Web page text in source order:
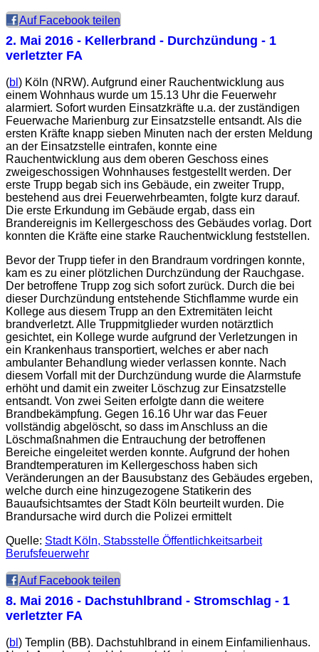
Auf Facebook teilen
2. Mai 2016 - Kellerbrand - Durchzündung - 1
verletzter FA
(bl ) Köln (NRW). Aufgrund einer Rauchentwicklung aus
einem Wohnhaus wurde um 15.13 Uhr die Feuerwehr
alarmiert. Sofort wurden Einsatzkräfte u.a. der zuständigen
Feuerwache Marienburg zur Einsatzstelle entsandt. Als die
ersten Kräfte knapp sieben Minuten nach der ersten Meldung
an der Einsatzstelle eintrafen, konnte eine
Rauchentwicklung aus dem oberen Geschoss eines
zweigeschossigen Wohnhauses festgestellt werden. Der
erste Trupp begab sich ins Gebäude, ein zweiter Trupp,
bestehend aus drei Feuerwehrbeamten, folgte kurz darauf.
Die erste Erkundung im Gebäude ergab, dass ein
Brandereignis im Kellergeschoss des Gebäudes vorlag. Dort
konnten die Kräfte eine starke Rauchentwicklung feststellen.
Bevor der Trupp tiefer in den Brandraum vordringen konnte,
kam es zu einer plötzlichen Durchzündung der Rauchgase.
Der betroffene Trupp zog sich sofort zurück. Durch die bei
dieser Durchzündung entstehende Stichflamme wurde ein
Kollege aus diesem Trupp an den Extremitäten leicht
brandverletzt. Alle Truppmitglieder wurden notärztlich
gesichtet, ein Kollege wurde aufgrund der Verletzungen in
ein Krankenhaus transportiert, welches er aber nach
ambulanter Behandlung wieder verlassen konnte. Nach
diesem Vorfall mit der Durchzündung wurde die Alarmstufe
erhöht und damit ein zweiter Löschzug zur Einsatzstelle
entsandt. Von zwei Seiten erfolgte dann die weitere
Brandbekämpfung. Gegen 16.16 Uhr war das Feuer
vollständig abgelöscht, so dass im Anschluss an die
Löschmaßnahmen die Entrauchung der betroffenen
Bereiche eingeleitet werden konnte. Aufgrund der hohen
Brandtemperaturen im Kellergeschoss haben sich
Veränderungen an der Bausubstanz des Gebäudes ergeben,
welche durch eine hinzugezogene Statikerin des
Bauaufsichtsamtes der Stadt Köln beurteilt wurden. Die
Brandursache wird durch die Polizei ermittelt
Quelle: Stadt Köln, Stabsstelle Öffentlichkeitsarbeit
Berufsfeuerwehr
Auf Facebook teilen
8. Mai 2016 - Dachstuhlbrand - Stromschlag - 1
verletzter FA
(bl ) Templin (BB). Dachstuhlbrand in einem Einfamilienhaus.